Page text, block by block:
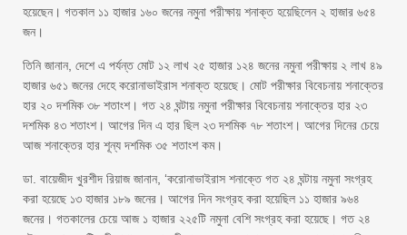
হয়েছেন। গতকাল ১১ হাজার ১৬০ জনের নমুনা পরীক্ষায় শনাক্ত হয়েছিলেন ২ হাজার ৬৫৪
জন।
তিনি জানান, দেশে এ পর্যন্ত মোট ১২ লাখ ২৫ হাজার ১২৪ জনের নমুনা পরীক্ষায় ২ লাখ ৪৯
হাজার ৬৫১ জনের দেহে করোনাভাইরাস শনাক্ত হয়েছে। মোট পরীক্ষার বিবেচনায় শনাক্তের
হার ২০ দশমিক ৩৮ শতাংশ। গত ২৪ ঘন্টায় নমুনা পরীক্ষার বিবেচনায় শনাক্তের হার ২৩
দশমিক ৪৩ শতাংশ। আগের দিন এ হার ছিল ২৩ দশমিক ৭৮ শতাংশ। আগের দিনের চেয়ে
আজ শনাক্তের হার শূন্য দশমিক ৩৫ শতাংশ কম।
ডা. বায়েজীদ খুরশীদ রিয়াজ জানান, ‘করোনাভাইরাস শনাক্তে গত ২৪ ঘন্টায় নমুনা সংগ্রহ
করা হয়েছে ১৩ হাজার ১৮৯ জনের। আগের দিন সংগ্রহ করা হয়েছিল ১১ হাজার ৯৬৪
জনের। গতকালের চেয়ে আজ ১ হাজার ২২৫টি নমুনা বেশি সংগ্রহ করা হয়েছে। গত ২৪